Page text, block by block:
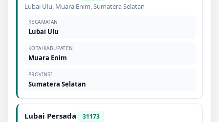
Lubai Ulu, Muara Enim,Sumatera Selatan
KECAMATAN
Lubai Ulu
KOTA/KABUPATEN
Muara Enim
PROVINSI
Sumatera Selatan
Lubai Persada 31173